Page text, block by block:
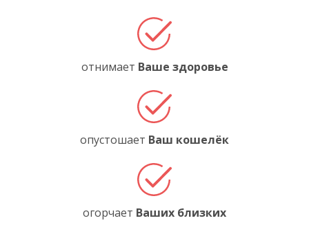
отнимает Ваше здоровье
опустошает Ваш кошелёк
огорчает Ваших близких